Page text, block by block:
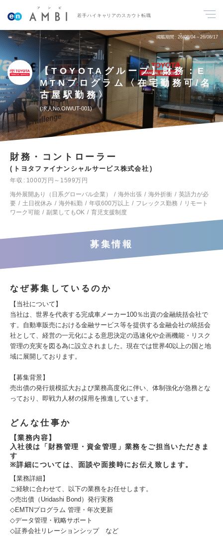
若手ハイキャリアのスカウト転職
掲載期間 26/08/04～26/08/17
【TOYOTAグループ】財務：E
MTNプログラム〈在宅勤務可/名
古屋駅勤務〉
求人No.OIWUT-001
財務・コントローラー
トヨタファイナンシャルサービス株式会社
年収
1000万円～1599万円
海外展開あり（日系グローバル企業）
海外出張 海外折衝
英語力が必
要
土日祝休み 海外転勤 年収600万以上 フレックス勤務
リモート
ワーク可能
副業してもOK 育児支援制度
募集情報
なぜ募集しているのか
【当社について】
当社は、世界を代表する完成車メーカー100％出資の金融統括会社で
す。自動車販売における金融サービス等を提供する金融会社の統括会
社として、経営の一元化による意思決定の迅速化や企画機能・リスク
管理の充実を図る為に設立されました。現在では世界40以上の国と地
域に展開しております。
【募集背景】
売出債の発行規模拡大および業務高度化に伴い、体制強化が急務とな
っており、即戦力人材の採用を推進しています。
どんな仕事か
【業務内容】
入社後は「財務管理・資金管理」業務をご担当いただきま
す
※詳細については、面談や面接時にお伝え致します。
【業務詳細】
ご経験に合わせて、以下の業務をお任せします。
◇売出債（Uridashi Bond）発行実務
◇EMTNプログラム 管理・年次更新
◇データ管理・戦略サポート
◇証券会社リレーションシップ など